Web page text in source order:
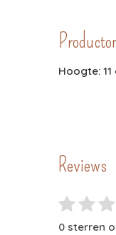
Hoogte:
Reviews
0 sterren